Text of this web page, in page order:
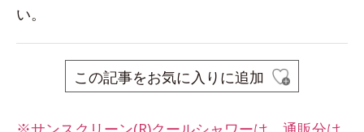
い。
この記事をお気に入りに追加